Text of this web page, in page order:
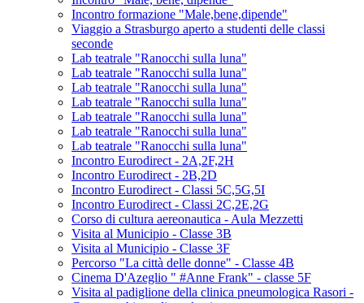
Incontro formazione "Male,bene,dipende"
Viaggio a Strasburgo aperto a studenti delle classi
seconde
Lab teatrale "Ranocchi sulla luna"
Lab teatrale "Ranocchi sulla luna"
Lab teatrale "Ranocchi sulla luna"
Lab teatrale "Ranocchi sulla luna"
Lab teatrale "Ranocchi sulla luna"
Lab teatrale "Ranocchi sulla luna"
Lab teatrale "Ranocchi sulla luna"
Incontro Eurodirect - 2A,2F,2H
Incontro Eurodirect - 2B,2D
Incontro Eurodirect - Classi 5C,5G,5I
Incontro Eurodirect - Classi 2C,2E,2G
Corso di cultura aereonautica - Aula Mezzetti
Visita al Municipio - Classe 3B
Visita al Municipio - Classe 3F
Percorso "La città delle donne" - Classe 4B
Cinema D'Azeglio " #Anne Frank" - classe 5F
Visita al padiglione della clinica pneumologica Rasori -